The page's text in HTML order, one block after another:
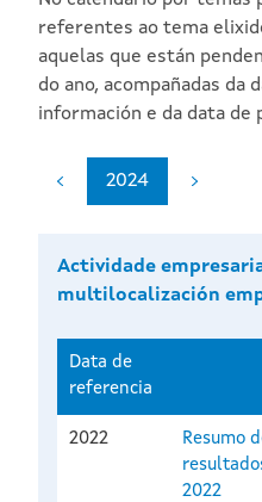
referentes ao tema
aquelas que están
do ano, acompañadas da
información e da data de
2024
Actividade
multilocalización
Data de
referencia
2022
Resumo
2022